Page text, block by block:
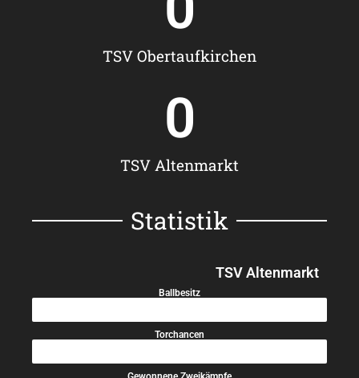
TSV Obertaufkirchen
TSV Altenmarkt
0
Statistik
TSV Altenmarkt
Ballbesitz
Torchancen